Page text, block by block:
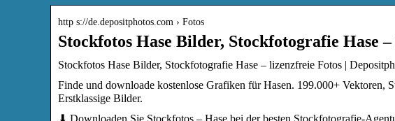
http s://de.depositphotos.com › Fotos
Stockfotos Hase Bilder, Stockfotografie Hase
Stockfotos Hase Bilder, Stockfotografie Hase – lizenzfreie Fotos |
Finde und downloade kostenlose Grafiken für Hasen. 199.000+
Erstklassige Bilder.
⬇ Downloaden Sie Stockfotos – Hase bei der besten Stockfotografie-